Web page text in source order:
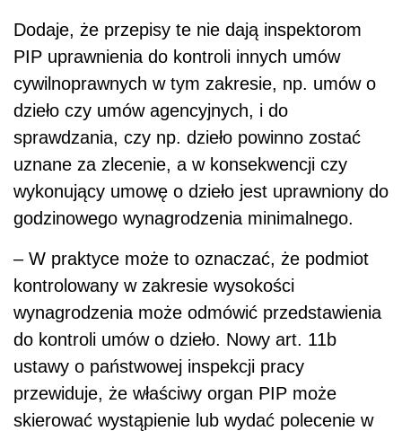
Dodaje, że przepisy te nie dają inspektorom
PIP uprawnienia do kontroli innych umów
cywilnoprawnych w tym zakresie, np. umów o
dzieło czy umów agencyjnych, i do
sprawdzania, czy np. dzieło powinno zostać
uznane za zlecenie, a w konsekwencji czy
wykonujący umowę o dzieło jest uprawniony do
godzinowego wynagrodzenia minimalnego.
– W praktyce może to oznaczać, że podmiot
kontrolowany w zakresie wysokości
wynagrodzenia może odmówić przedstawienia
do kontroli umów o dzieło. Nowy art. 11b
ustawy o państwowej inspekcji pracy
przewiduje, że właściwy organ PIP może
skierować wystąpienie lub wydać polecenie w